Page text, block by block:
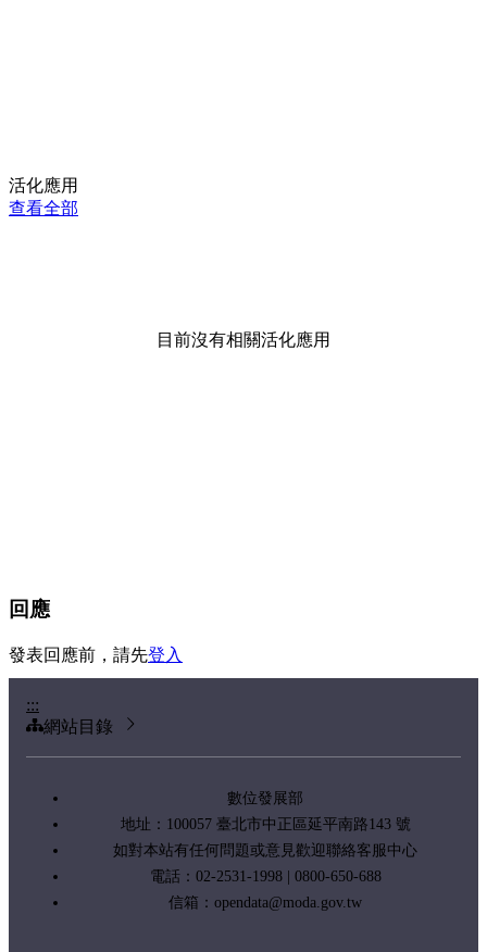
活化應用
查看全部
目前沒有相關活化應用
回應
發表回應前，請先登入
:::
網站目錄
數位發展部
地址：100057 臺北市中正區延平南路143 號
如對本站有任何問題或意見歡迎聯絡客服中心
電話：02-2531-1998 | 0800-650-688
信箱： opendata@moda.gov.tw